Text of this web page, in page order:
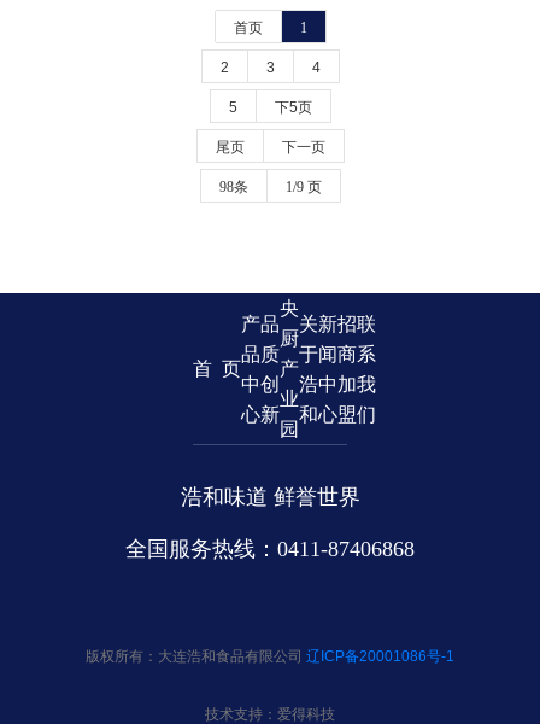
首页 1
2 3 4
5 下5页
尾页 下一页
98条 1/9 页
首 页
产
品
中
心
品
质
创
新
央
厨
产
业
园
关
于
浩
和
新
闻
中
心
招
商
加
盟
联
系
我
们
浩和味道 鲜誉世界
全国服务热线：0411-87406868
版权所有：大连浩和食品有限公司 辽ICP备20001086号-1
技术支持：爱得科技